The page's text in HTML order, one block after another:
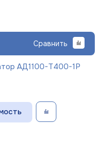
Сравнить
АД1100-Т400-1Р